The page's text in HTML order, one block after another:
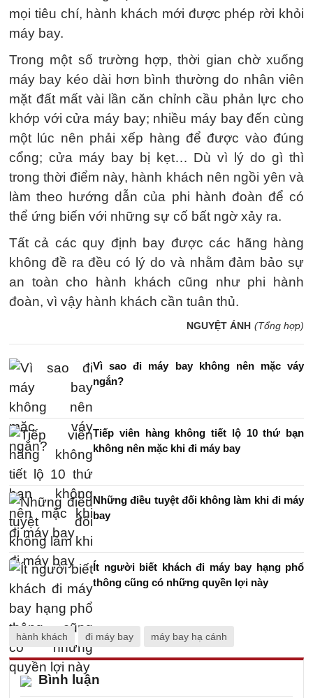
mọi tiêu chí, hành khách mới được phép rời khỏi
máy bay.
Trong một số trường hợp, thời gian chờ xuống
máy bay kéo dài hơn bình thường do nhân viên
mặt đất mất vài lần căn chỉnh cầu phản lực cho
khớp với cửa máy bay; nhiều máy bay đến cùng
một lúc nên phải xếp hàng để được vào đúng
cổng; cửa máy bay bị kẹt… Dù vì lý do gì thì
trong thời điểm này, hành khách nên ngồi yên và
làm theo hướng dẫn của phi hành đoàn để có
thể ứng biến với những sự cố bất ngờ xảy ra.
Tất cả các quy định bay được các hãng hàng
không đề ra đều có lý do và nhằm đảm bảo sự
an toàn cho hành khách cũng như phi hành
đoàn, vì vậy hành khách cần tuân thủ.
NGUYỆT ÁNH (Tổng hợp)
Vì sao đi máy bay không nên mặc váy
ngắn?
Tiếp viên hàng không tiết lộ 10 thứ bạn
không nên mặc khi đi máy bay
Những điều tuyệt đối không làm khi đi máy
bay
Ít người biết khách đi máy bay hạng phổ
thông cũng có những quyền lợi này
hành khách đi máy bay máy bay hạ cánh
Bình luận